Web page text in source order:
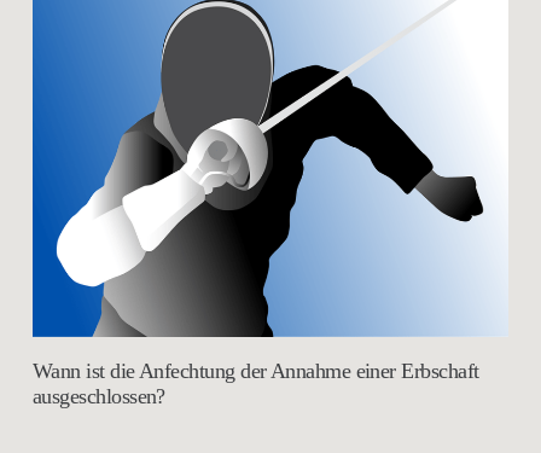
Wann ist die Anfechtung der Annahme einer Erbschaft
ausgeschlossen?